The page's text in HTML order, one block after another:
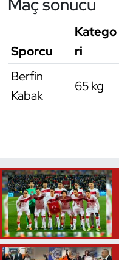
Maç sonucu
Sporcu
Katego
ri
Berfin
Kabak
65 kg